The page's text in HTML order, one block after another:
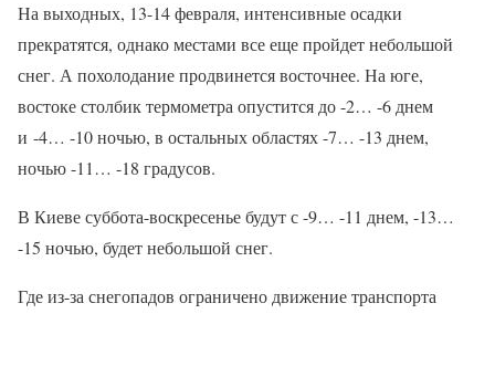
На выходных, 13-14 февраля, интенсивные осадки
прекратятся, однако местами все еще пройдет небольшой
снег. А похолодание продвинется восточнее. На юге,
востоке столбик термометра опустится до -2… -6 днем
и -4… -10 ночью, в остальных областях -7… -13 днем,
ночью -11… -18 градусов.
В Киеве суббота-воскресенье будут с -9… -11 днем, -13…
-15 ночью, будет небольшой снег.
Где из-за снегопадов ограничено движение транспорта